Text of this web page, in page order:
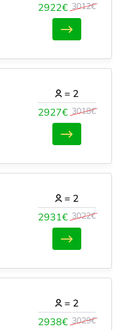
2922€ 3012€
2927€ 3018€
= 2
2931€ 3022€
= 2
2938€ 3029€
= 2